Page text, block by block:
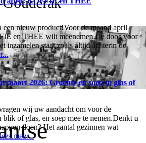
nieuw product!Voor de maand april
en THEE wilt meenemen.De doos voor
inzamelen staat zoals altijd achterin de
maart 2026: Groente en soep in glas of
wij uw aandacht om voor de
blik of glas, en soep mee te nemen.Denkt u
doen? Het aantal gezinnen wat
lees meer...